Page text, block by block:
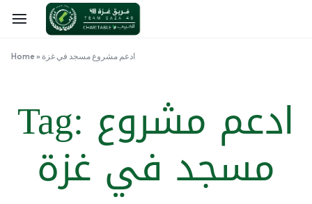
Home» ادعم مشروع مسجد في غزة
Tag: ادعم مشروع
مسجد في غزة